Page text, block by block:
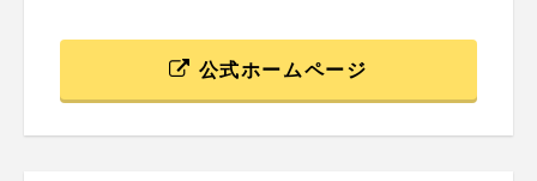
公式ホームページ